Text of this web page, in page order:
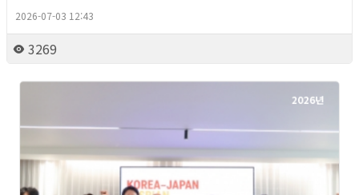
2026-07-03 12:43
3269
2026년